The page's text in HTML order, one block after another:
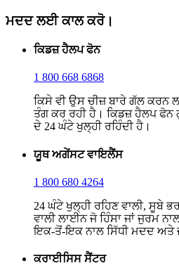
ਮਦਦ ਲਈ ਕਾਲ ਕਰੋ।
ਕਿਡਜ਼ ਹੈਲਪ ਫੋਨ
1 800 668 6868
ਕਿਸੇ ਵੀ ਉਸ ਚੀਜ਼ ਬਾਰੇ ਗੱਲ ਕਰਨ
ਤੰਗ ਕਰ ਰਹੀ ਹੈ। ਕਿਡਜ਼ ਹੈਲਪ
ਦੇ 24 ਘੰਟੇ ਖੁਲ੍ਹੀ ਰਹਿੰਦੀ ਹੈ।
ਯੂਥ ਅਗੇਂਸਟ ਵਾਇਲੈਂਸ
1 800 680 4264
24 ਘੰਟੇ ਖੁਲ੍ਹੀ ਰਹਿਣ ਵਾਲੀ, ਸੂਬੇ
ਵਾਲੀ ਲਾਈਨ ਜੋ ਹਿੰਸਾ ਜਾਂ ਜੁਰਮ
ਇਕ-ਤੋਂ-ਇਕ ਨਾਲ ਸਿੱਧੀ ਮਦਦ ਅਤੇ
ਕਰਾਈਸਿਸ ਸੈਂਟਰ